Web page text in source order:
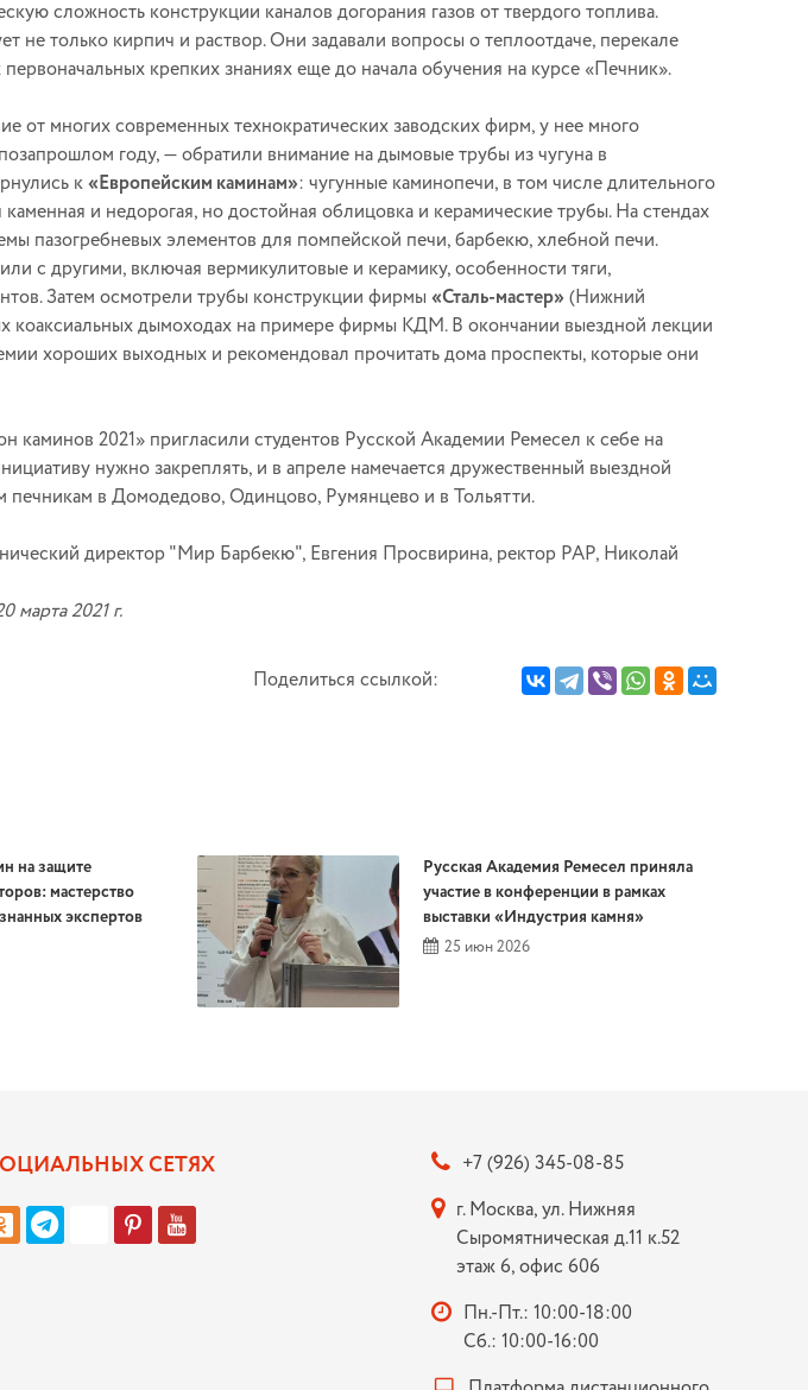
сложность конструкции каналов догорания газов от твердого топлива.
не только кирпич и раствор. Они задавали вопросы о теплоотдаче, перекале
крепких знаниях еще до начала обучения на курсе «Печник».
от многих современных технократических заводских фирм, у нее много
году, — обратили внимание на дымовые трубы из чугуна в
к «Европейским каминам»: чугунные каминопечи, в том числе длительного
и недорогая, но достойная облицовка и керамические трубы. На стендах
пазогребневых элементов для помпейской печи, барбекю, хлебной печи.
с другими, включая вермикулитовые и керамику, особенности тяги,
Затем осмотрели трубы конструкции фирмы «Сталь-мастер» (Нижний
коаксиальных дымоходах на примере фирмы КДМ. В окончании выездной лекции
хороших выходных и рекомендовал прочитать дома проспекты, которые они
каминов 2021» пригласили студентов Русской Академии Ремесел к себе на
нужно закреплять, и в апреле намечается дружественный выездной
печникам в Домодедово, Одинцово, Румянцево и в Тольятти.
директор "Мир Барбекю", Евгения Просвирина, ректор РАР, Николай
марта 2021 г.
Поделиться ссылкой:
на защите
мастерство
экспертов
Русская Академия Ремесел приняла
участие в конференции в рамках
выставки «Индустрия камня»
25 июн 2026
СЕТЯХ
+7 (926) 345-08-85
г. Москва, ул. Нижняя
Сыромятническая д.11 к.52
этаж 6, офис 606
Пн.-Пт.: 10:00-18:00
Сб.: 10:00-16:00